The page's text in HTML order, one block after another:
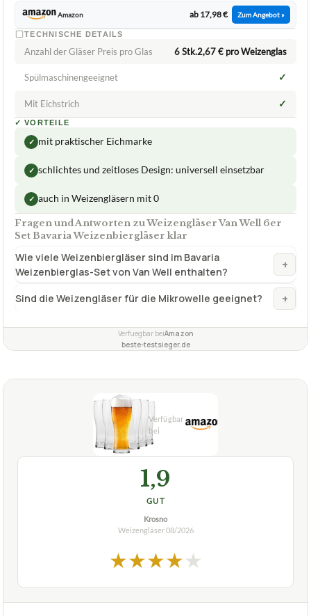
Amazon ab 17,98 € Zum Angebot »
TECHNISCHE DETAILS
Anzahl der Gläser Preis pro Glas 6 Stk.2,67 € pro Weizenglas
Spülmaschinengeeignet ✓
Mit Eichstrich ✓
✓ VORTEILE
✓ mit praktischer Eichmarke
✓ schlichtes und zeitloses Design: universell einsetzbar
✓ auch in Weizengläsern mit 0
Fragen und Antworten zu Weizengläser Van Well 6er
Set Bavaria Weizenbiergläser klar
Wie viele Weizenbiergläser sind im Bavaria
Weizenbierglas-Set von Van Well enthalten?
+
Sind die Weizengläser für die Mikrowelle geeignet? +
Verfuegbar beiAmazon
beste-testsieger.de
1,9
GUT
Krosno
Weizengläser08/2026
★★★★★